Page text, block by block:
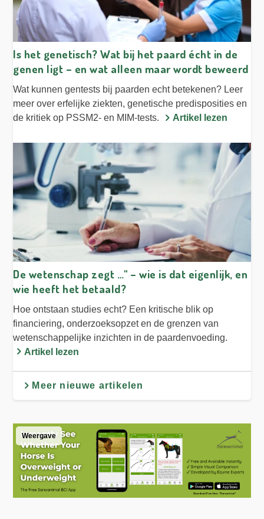
Is het genetisch? Wat bij het paard écht in de
genen ligt – en wat alleen maar wordt beweerd
Wat kunnen gentests bij paarden echt betekenen? Leer
meer over erfelijke ziekten, genetische predisposities en
de kritiek op PSSM2- en MIM-tests.
Artikel lezen
De wetenschap zegt …" – wie is dat eigenlijk, en
wie heeft het betaald?
Hoe ontstaan studies echt? Een kritische blik op
financiering, onderzoeksopzet en de grenzen van
wetenschappelijke inzichten in de paardenvoeding.
Artikel lezen
Meer nieuwe artikelen
Weergave